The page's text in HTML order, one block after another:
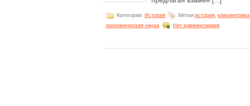
Категории: История Метки:история клиометрика
экономическая наука
Нет комментариев